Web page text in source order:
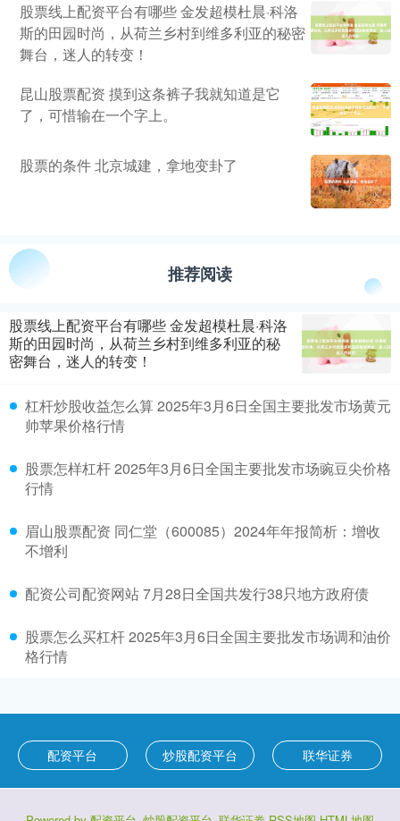
股票线上配资平台有哪些 金发超模杜晨·科洛
斯的田园时尚，从荷兰乡村到维多利亚的秘密
舞台，迷人的转变！
昆山股票配资 摸到这条裤子我就知道是它
了，可惜输在一个字上。
股票的条件 北京城建，拿地变卦了
推荐阅读
股票线上配资平台有哪些 金发超模杜晨·科洛
斯的田园时尚，从荷兰乡村到维多利亚的秘
密舞台，迷人的转变！
杠杆炒股收益怎么算 2025年3月6日全国主要批发市场黄元
帅苹果价格行情
股票怎样杠杆 2025年3月6日全国主要批发市场豌豆尖价格
行情
眉山股票配资 同仁堂（600085）2024年年报简析：增收
不增利
配资公司配资网站 7月28日全国共发行38只地方政府债
股票怎么买杠杆 2025年3月6日全国主要批发市场调和油价
格行情
配资平台 炒股配资平台 联华证券